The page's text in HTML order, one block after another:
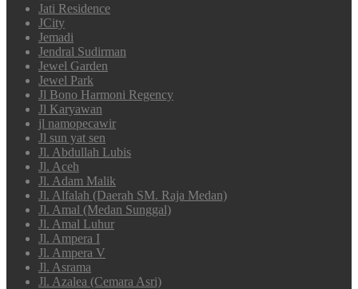
Jati Residence
JCity
Jemadi
Jendral Sudirman
Jewel Garden
Jewel Park
Jl Bono Harmoni Regency
Jl Karyawan
jl namopecawir
Jl sun yat sen
Jl. Abdullah Lubis
Jl. Aceh
Jl. Adam Malik
Jl. Alfalah (Daerah SM. Raja Medan)
Jl. Amal (Medan Sunggal)
Jl. Amal Luhur
Jl. Ampera I
Jl. Ampera V
Jl. Asrama
Jl. Azalea (Cemara Asri)